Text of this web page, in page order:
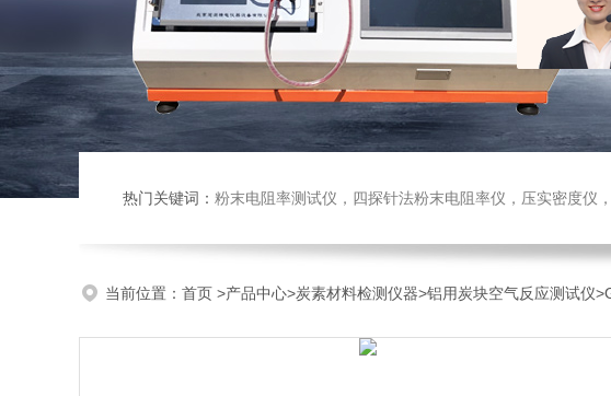
热门关键词： 粉末电阻率测试仪，四探针法粉末电阻率仪，压实密度仪，炭块电阻率测定仪，振实密度仪，比表面
当前位置： 首页 >产品中心>炭素材料检测仪器>铝用炭块空气反应测试仪